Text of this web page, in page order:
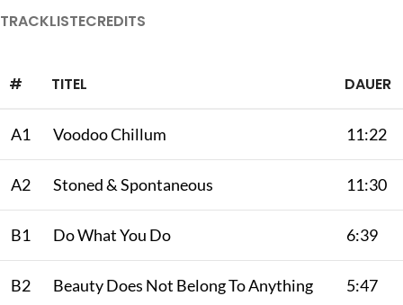
TRACKLISTECREDITS
# TITEL DAUER
A1 Voodoo Chillum 11:22
A2 Stoned & Spontaneous 11:30
B1 Do What You Do 6:39
B2 Beauty Does Not Belong To Anything 5:47